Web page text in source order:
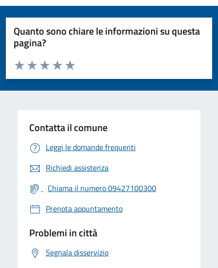
Quanto sono chiare le informazioni su questa
pagina?
Valuta da 1 a 5 stelle la pagina
Valuta 5 stelle su 5
Valuta 4 stelle su 5
Valuta 3 stelle su 5
Valuta 2 stelle su 5
Valuta 1 stelle su 5
Contatta il comune
Leggi le domande frequenti
Richiedi assistenza
Chiama il numero 09427100300
Prenota appuntamento
Problemi in città
Segnala disservizio